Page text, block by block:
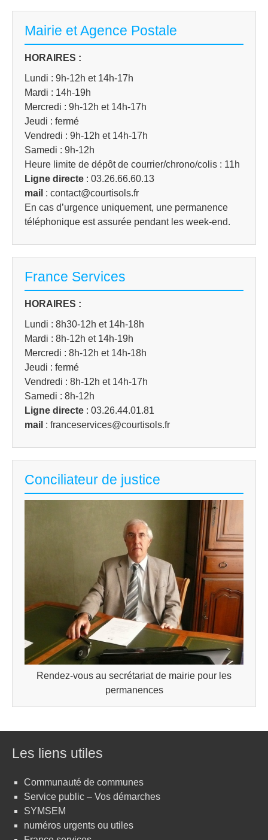
Mairie et Agence Postale
HORAIRES :
Lundi : 9h-12h et 14h-17h
Mardi : 14h-19h
Mercredi : 9h-12h et 14h-17h
Jeudi : fermé
Vendredi : 9h-12h et 14h-17h
Samedi : 9h-12h
Heure limite de dépôt de courrier/chrono/colis : 11h
Ligne directe : 03.26.66.60.13
mail : contact@courtisols.fr
En cas d’urgence uniquement, une permanence
téléphonique est assurée pendant les week-end.
France Services
HORAIRES :
Lundi : 8h30-12h et 14h-18h
Mardi : 8h-12h et 14h-19h
Mercredi : 8h-12h et 14h-18h
Jeudi : fermé
Vendredi : 8h-12h et 14h-17h
Samedi : 8h-12h
Ligne directe : 03.26.44.01.81
mail : franceservices@courtisols.fr
Conciliateur de justice
Rendez-vous au secrétariat de mairie pour les
permanences
Les liens utiles
Communauté de communes
Service public – Vos démarches
SYMSEM
numéros urgents ou utiles